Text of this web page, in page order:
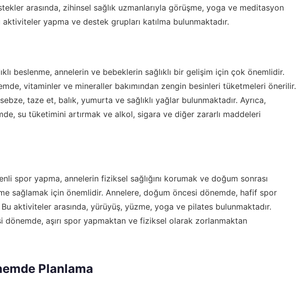
arasında, zihinsel sağlık uzmanlarıyla görüşme, yoga ve meditasyon
yapma ve destek grupları katılma bulunmaktadır.
beslenme, annelerin ve bebeklerin sağlıklı bir gelişim için çok önemlidir.
vitaminler ve mineraller bakımından zengin besinleri tüketmeleri önerilir.
taze et, balık, yumurta ve sağlıklı yağlar bulunmaktadır. Ayrıca,
su tüketimini artırmak ve alkol, sigara ve diğer zararlı maddeleri
spor yapma, annelerin fiziksel sağlığını korumak ve doğum sonrası
sağlamak için önemlidir. Annelere, doğum öncesi dönemde, hafif spor
aktiviteler arasında, yürüyüş, yüzme, yoga ve pilates bulunmaktadır.
dönemde, aşırı spor yapmaktan ve fiziksel olarak zorlanmaktan
Planlama